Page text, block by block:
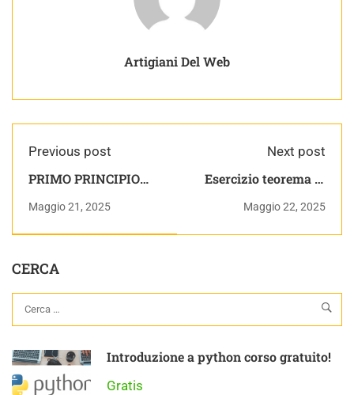
Artigiani Del Web
Previous post
PRIMO PRINCIPIO
TERMODINAMICA -
Appunti di Fisica -
sistemi energetici
Maggio 21, 2025
Next post
Esercizio teorema di
Dinamica | Appunti di
Fisica Generale
Maggio 22, 2025
CERCA
Introduzione a python corso gratuito!
Gratis